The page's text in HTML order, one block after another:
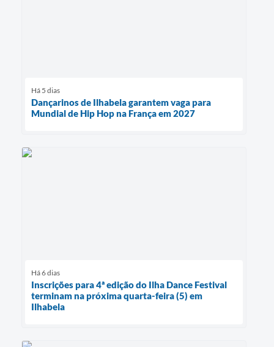
Há 5 dias
Dançarinos de Ilhabela garantem vaga para
Mundial de Hip Hop na França em 2027
Há 6 dias
Inscrições para 4ª edição do Ilha Dance Festival
terminam na próxima quarta-feira (5) em
Ilhabela